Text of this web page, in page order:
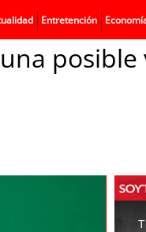
Entretención